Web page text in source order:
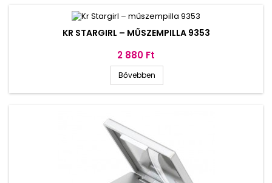
KR STARGIRL – MŰSZEMPILLA 9353
Ár
2 880 Ft
Bővebben